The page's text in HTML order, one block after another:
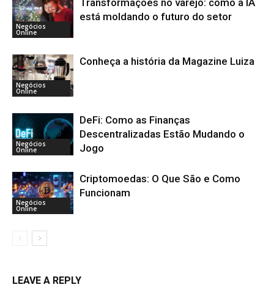
Negócios
Online
Transformações no varejo: como a IA
está moldando o futuro do setor
Negócios
Online
Conheça a história da Magazine Luiza
Negócios
Online
DeFi: Como as Finanças
Descentralizadas Estão Mudando o
Jogo
Negócios
Online
Criptomoedas: O Que São e Como
Funcionam
LEAVE A REPLY